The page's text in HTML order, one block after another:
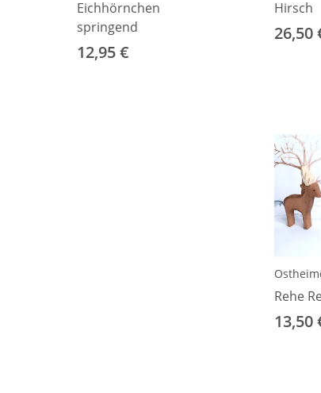
Eichhörnchen
springend
12,95 €
Hirsch
26,50
Rehe
13,50